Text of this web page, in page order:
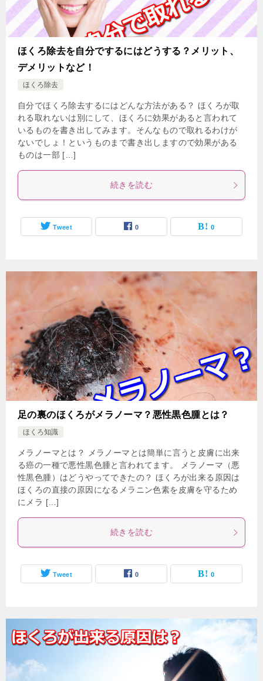
ほくろ除去を自分でするにはどうする？メリット、
デメリットなど！
ほくろ除去
自分でほくろ除去するにはどんな方法がある？ ほくろが取
れる取れないは別にして、ほくろに効果があると言われて
いるものを書き出してみます。そんなもので取れるわけが
ないでしょ！というものまで書き出しますので効果がある
ものは一部 […]
続きを読む
Tweet 0 0
足の裏のほくろがメラノーマ？悪性黒色腫とは？
ほくろ知識
メラノーマとは？ メラノーマとは簡単に言うと皮膚に出来
る癌の一種で悪性黒色腫と言われてます。 メラノーマ（悪
性黒色腫）はどうやってできたの？ ほくろが出来る原因は
ほくろの直接の原因になるメラニン色素を皮膚を守るため
にメラ […]
続きを読む
Tweet 0 0